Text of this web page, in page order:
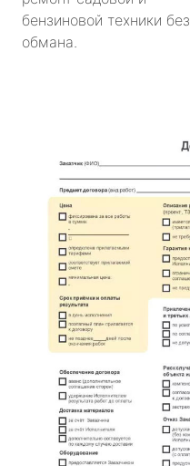
бензиновой техники без
обмана.